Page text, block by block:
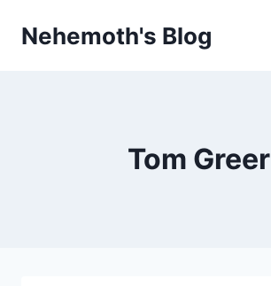
Nehemoth's Blog
Tom Greer